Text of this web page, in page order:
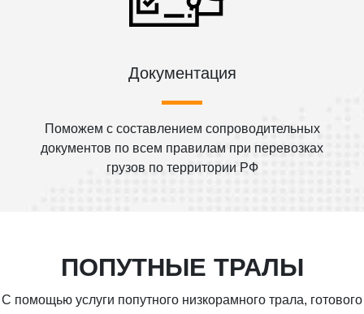
Документация
Поможем с составлением сопроводительных
документов по всем правилам при перевозках
грузов по территории РФ
ПОПУТНЫЕ ТРАЛЫ
С помощью услуги попутного низкорамного трала, готового